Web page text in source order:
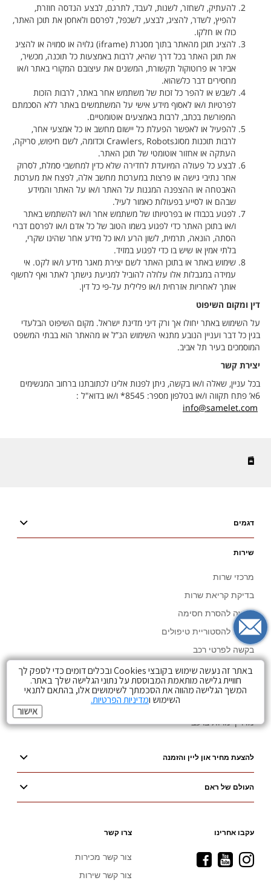
באתר זה נעשה שימוש בקובצי Cookies ובכלים דומים כדי לספק לך
חוויית גלישה מותאמת המבוססת על נתוני הגלישה שלך באתר.
המשך הגלישה מהווה את הסכמתך לשימושים אלו, בהתאם לתנאי
השימוש ומדיניות הפרטיות.
אישור
דגמים
שירות
מרכזי שרות
בדיקת קריאת שרות
בקשה להסרת חסימה
בקשה להסטוריית טיפולים
בקשה לפרטי רכב
עדכון בעלות רכב
מחירון חלפים
מדריך נורות ברכב
להצעת מחיר און ליין והזמנה
העולם של ראם
עקבו אחרינו
Visit
Visit
Visit
צרו קשר
צור קשר מכירות
צור קשר שירות